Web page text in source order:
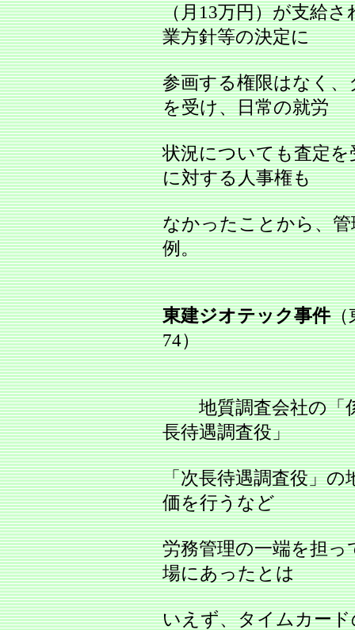
（月13万円）が支給
業方針等の決定に
参画する権限はなく
を受け、日常の就労
状況についても査定
に対する人事権も
なかったことから、
例。
東建ジオテック事件（
74）
地質調査会社の「係
長待遇調査役」
「次長待遇調査役」
価を行うなど
労務管理の一端を担
場にあったとは
いえず、タイムカー